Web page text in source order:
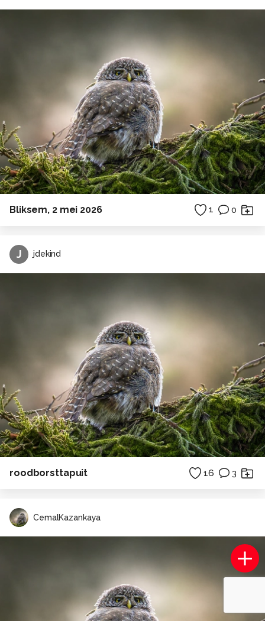
Bliksem, 2 mei 2026 1 0
J jdekind
roodborsttapuit 16 3
CemalKazankaya